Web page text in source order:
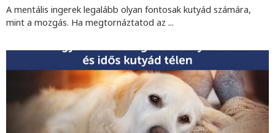
A mentális ingerek legalább olyan fontosak kutyád számára,
mint a mozgás. Ha megtornáztatod az ...